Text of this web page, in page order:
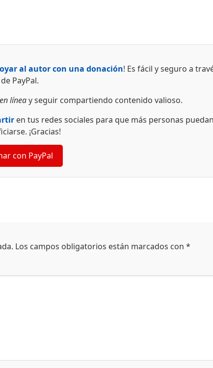
al autor con una donación! Es fácil y seguro a
de PayPal.
líneay seguir compartiendo contenido valioso.
en tus redes sociales para que más personas puedan
¡Gracias!
con PayPal
Los campos obligatorios están marcados con*